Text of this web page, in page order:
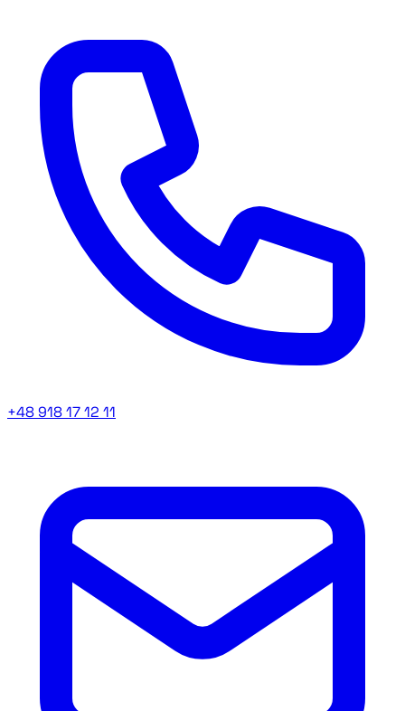
+48 918 17 12 11